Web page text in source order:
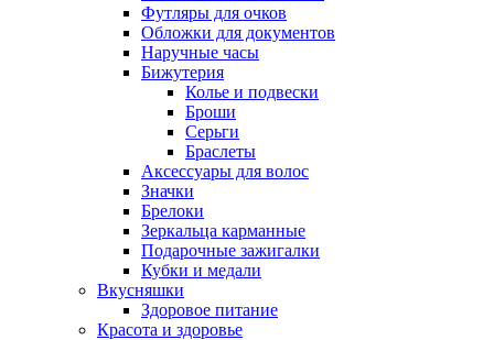
Футляры для очков
Обложки для документов
Наручные часы
Бижутерия
Колье и подвески
Броши
Серьги
Браслеты
Аксессуары для волос
Значки
Брелоки
Зеркальца карманные
Подарочные зажигалки
Кубки и медали
Вкусняшки
Здоровое питание
Красота и здоровье